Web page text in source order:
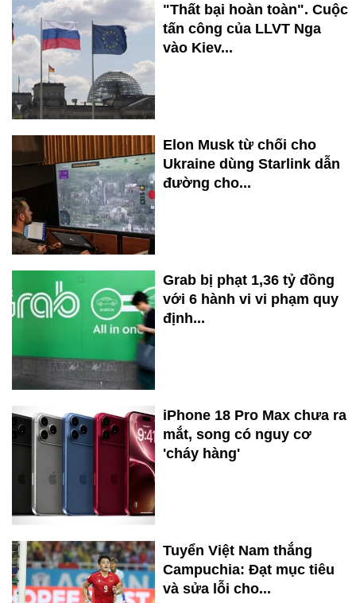
"Thất bại hoàn toàn". Cuộc
tấn công của LLVT Nga
vào Kiev...
Elon Musk từ chối cho
Ukraine dùng Starlink dẫn
đường cho...
Grab bị phạt 1,36 tỷ đồng
với 6 hành vi vi phạm quy
định...
iPhone 18 Pro Max chưa ra
mắt, song có nguy cơ
'cháy hàng'
Tuyển Việt Nam thắng
Campuchia: Đạt mục tiêu
và sửa lỗi cho...